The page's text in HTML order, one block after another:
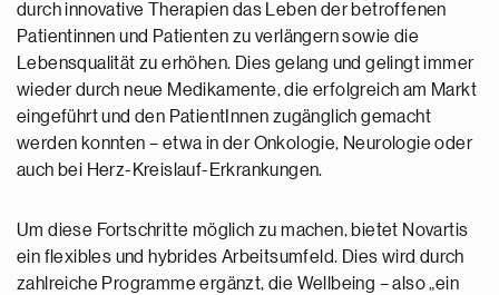
durch innovative Therapien das Leben der betroffenen
Patientinnen und Patienten zu verlängern sowie die
Lebensqualität zu erhöhen. Dies gelang und gelingt immer
wieder durch neue Medikamente, die erfolgreich am Markt
eingeführt und den PatientInnen zugänglich gemacht
werden konnten – etwa in der Onkologie, Neurologie oder
auch bei Herz-Kreislauf-Erkrankungen.
Um diese Fortschritte möglich zu machen, bietet Novartis
ein flexibles und hybrides Arbeitsumfeld. Dies wird durch
zahlreiche Programme ergänzt, die Wellbeing – also „ein